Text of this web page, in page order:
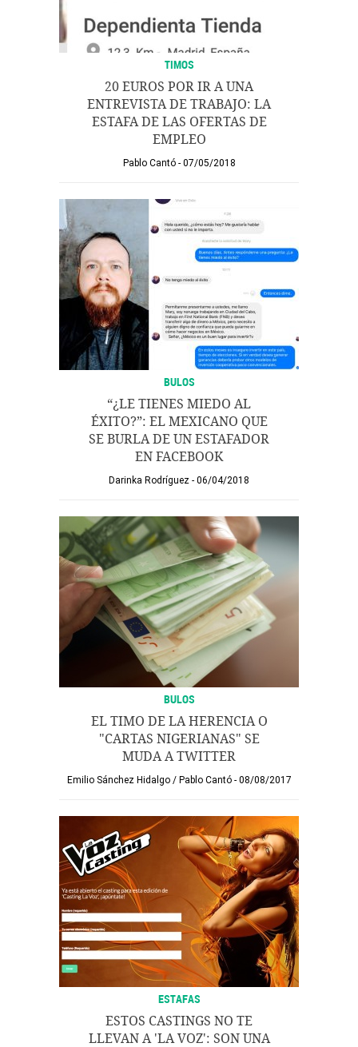
TIMOS
20 EUROS POR IR A UNA
ENTREVISTA DE TRABAJO: LA
ESTAFA DE LAS OFERTAS DE
EMPLEO
Pablo Cantó 07/05/2018
BULOS
“¿LE TIENES MIEDO AL
ÉXITO?”: EL MEXICANO QUE
SE BURLA DE UN ESTAFADOR
EN FACEBOOK
Darinka Rodríguez 06/04/2018
BULOS
EL TIMO DE LA HERENCIA O
"CARTAS NIGERIANAS" SE
MUDA A TWITTER
Emilio Sánchez Hidalgo/ Pablo Cantó 08/08/2017
ESTAFAS
ESTOS CASTINGS NO TE
LLEVAN A 'LA VOZ': SON UNA